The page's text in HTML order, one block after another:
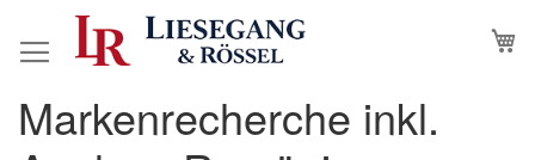
zum
Markenrecherche inkl.
Zum
Ende
Zum
Anfang